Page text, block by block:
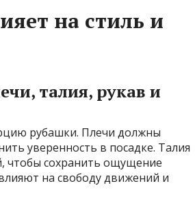
на стиль и
талия, рукав и
рубашки. Плечи должны
уверенность в посадке. Талия
чтобы сохранить ощущение
на свободу движений и